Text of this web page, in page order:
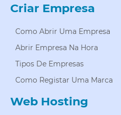
Criar Empresa
Como Abrir Uma Empresa
Abrir Empresa Na Hora
Tipos De Empresas
Como Registar Uma Marca
Web Hosting